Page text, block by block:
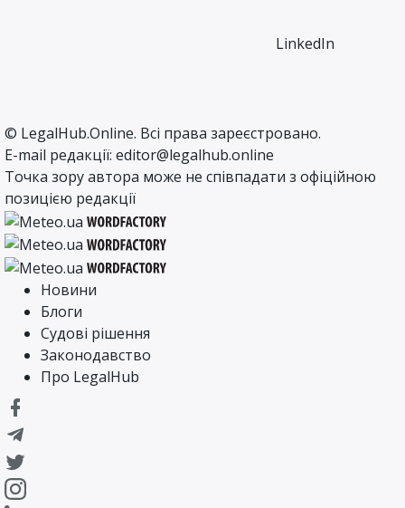
LinkedIn
© LegalHub.Online. Всі права зареєстровано.
E-mail редакції: editor@legalhub.online
Точка зору автора може не співпадати з офіційною
позицією редакції
Новини
Блоги
Судові рішення
Законодавство
Про LegalHub